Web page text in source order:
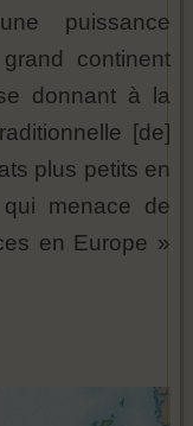
puissance
continent
donnant à la
[de]
plus petits en
menace de
en Europe »